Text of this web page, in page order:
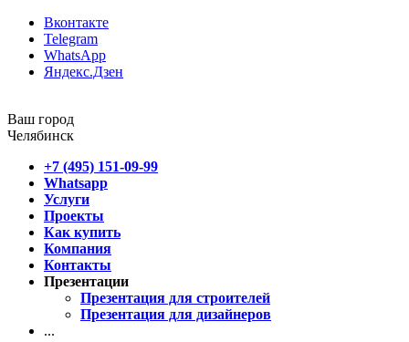
Вконтакте
Telegram
WhatsApp
Яндекс.Дзен
Ваш город
Челябинск
+7 (495) 151-09-99
Whatsapp
Услуги
Проекты
Как купить
Компания
Контакты
Презентации
Презентация для строителей
Презентация для дизайнеров
...